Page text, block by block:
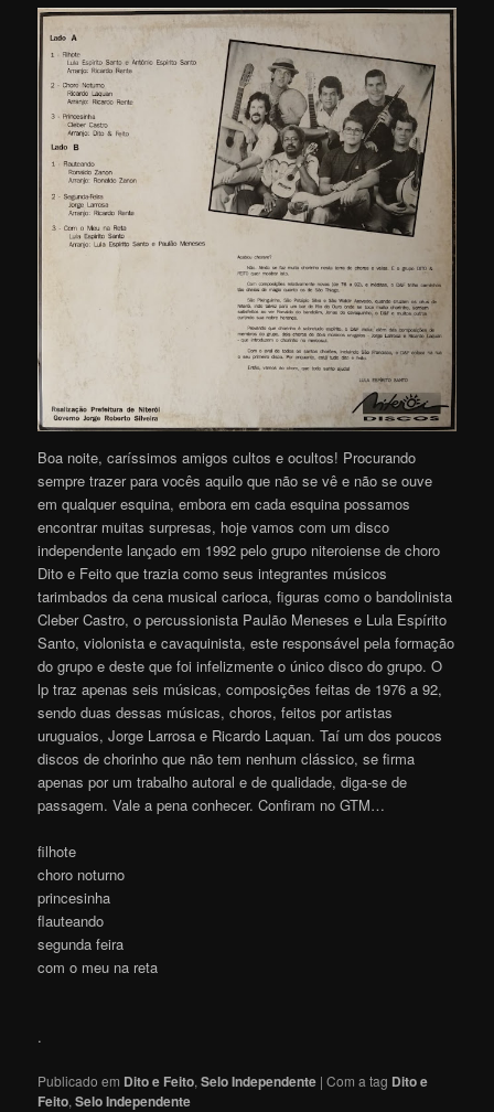
Boa noite, caríssimos amigos cultos e ocultos! Procurando
sempre trazer para vocês aquilo que não se vê e não se ouve
em qualquer esquina, embora em cada esquina possamos
encontrar muitas surpresas, hoje vamos com um disco
independente lançado em 1992 pelo grupo niteroiense de choro
Dito e Feito que trazia como seus integrantes músicos
tarimbados da cena musical carioca, figuras como o bandolinista
Cleber Castro, o percussionista Paulão Meneses e Lula Espírito
Santo, violonista e cavaquinista, este responsável pela formação
do grupo e deste que foi infelizmente o único disco do grupo. O
lp traz apenas seis músicas, composições feitas de 1976 a 92,
sendo duas dessas músicas, choros, feitos por artistas
uruguaios, Jorge Larrosa e Ricardo Laquan. Taí um dos poucos
discos de chorinho que não tem nenhum clássico, se firma
apenas por um trabalho autoral e de qualidade, diga-se de
passagem. Vale a pena conhecer. Confiram no GTM…
filhote
choro noturno
princesinha
flauteando
segunda feira
com o meu na reta
.
Publicado em Dito e Feito,Selo Independente |Com a tag Dito e
Feito,Selo Independente